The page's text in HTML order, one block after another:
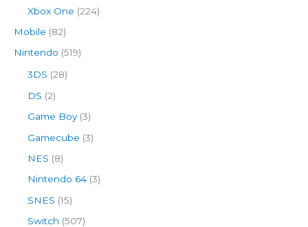
Xbox One (224)
Mobile (82)
Nintendo (519)
3DS (28)
DS (2)
Game Boy(3)
Gamecube (3)
NES (8)
Nintendo 64 (3)
SNES (15)
Switch (507)